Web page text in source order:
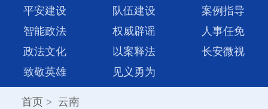
平安建设
队伍建设
案例指导
智能政法
权威辟谣
人事任免
政法文化
以案释法
长安微视
致敬英雄
见义勇为
首页 > 云南